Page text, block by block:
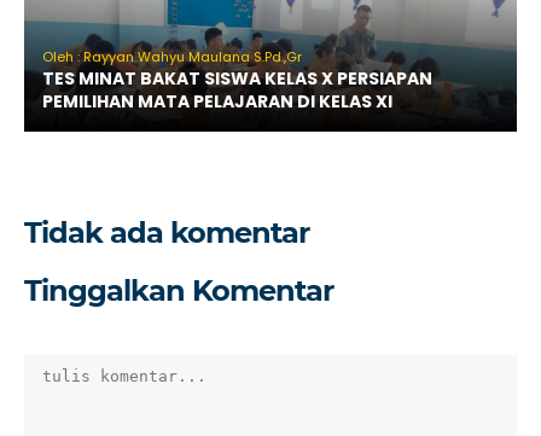
Oleh : Rayyan Wahyu Maulana S.Pd.,Gr
TES MINAT BAKAT SISWA KELAS X PERSIAPAN
PEMILIHAN MATA PELAJARAN DI KELAS XI
Tidak ada komentar
Tinggalkan Komentar